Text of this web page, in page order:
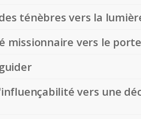
ténèbres vers la
missionnaire vers le
vers une